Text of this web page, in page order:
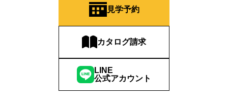
見学予約
カタログ請求
LINE
公式アカウント